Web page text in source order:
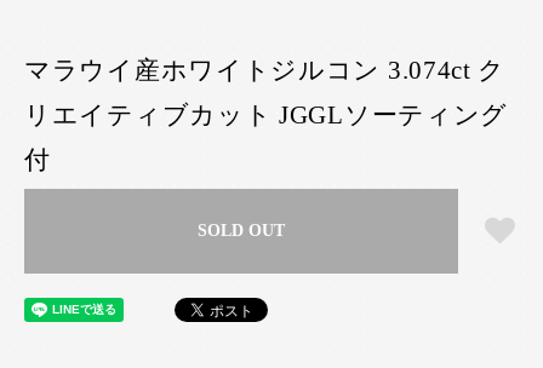
マラウイ産ホワイトジルコン 3.074ct ク
リエイティブカット JGGLソーティング
付
SOLD OUT